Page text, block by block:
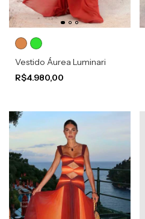
Vestido Áurea Luminari
R$4.980,00